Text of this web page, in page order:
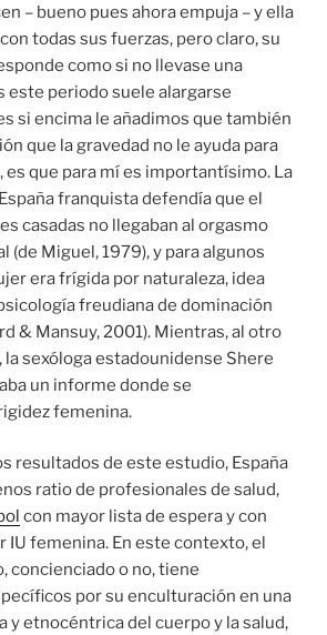
– bueno pues ahora empuja – y ella
todas sus fuerzas, pero claro, su
como si no llevase una
este periodo suele alargarse
si encima le añadimos que también
que la gravedad no le ayuda para
es que para mí es importantísimo. La
franquista defendía que el
casadas no llegaban al orgasmo
(de Miguel, 1979), y para algunos
era frígida por naturaleza, idea
freudiana de dominación
& Mansuy, 2001). Mientras, al otro
la sexóloga estadounidense Shere
un informe donde se
femenina.
resultados de este estudio, España
ratio de profesionales de salud,
con mayor lista de espera y con
IU femenina. En este contexto, el
concienciado o no, tiene
por su enculturación en una
y etnocéntrica del cuerpo y la salud,